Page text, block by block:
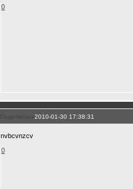
0
Поделиться2010-01-30 17:38:31
nvbcvnzcv
0